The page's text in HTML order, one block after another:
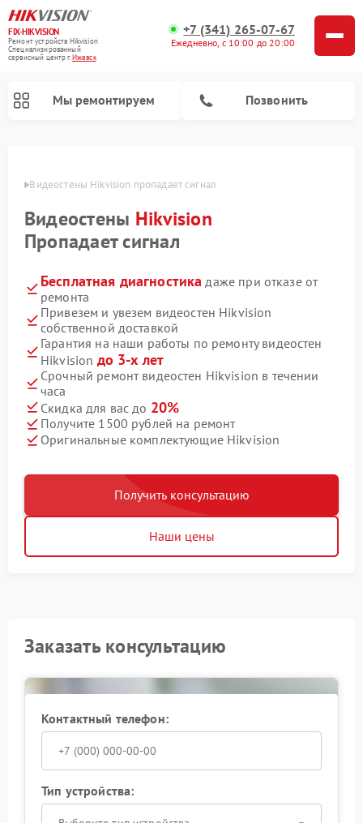
FIX-HIKVISION
Ремонт устройств Hikvision
Специализированный
cервисный центр г.Ижевск
+7 (341) 265-07-67
Ежедневно, с 10:00 до 20:00
Мы ремонтируем Позвонить
Видеостены Hikvision пропадает сигнал
Видеостены Hikvision
Пропадает сигнал
Бесплатная диагностика даже при отказе от
ремонта
Привезем и увезем видеостен Hikvision
собственной доставкой
Гарантия на наши работы по ремонту видеостен
Hikvision до 3-х лет
Срочный ремонт видеостен Hikvision в течении
часа
Скидка для вас до 20%
Получите 1500 рублей на ремонт
Оригинальные комплектующие Hikvision
Получить консультацию
Наши цены
Заказать консультацию
Контактный телефон:
Тип устройства: